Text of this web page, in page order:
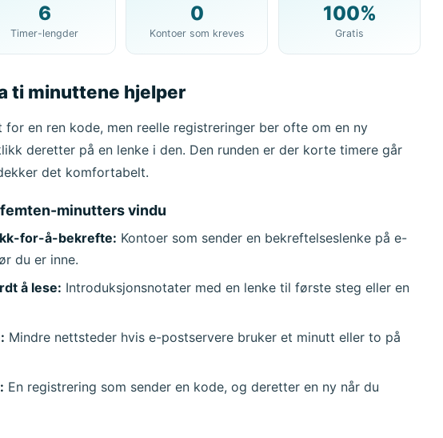
10 minutters e-postadresse:
Kopier QR
Oppdater
Neste oppdatering om15sekunder
6
Timer-lengder
0
Kontoer som kreves
100%
Gratis
ti minuttene hjelper
en ren kode, men reelle registreringer ber ofte om en ny
deretter på en lenke i den. Den runden er der korte timere går
det komfortabelt.
minutters vindu
for-å-bekrefte: Kontoer som sender en bekreftelseslenke på e-
du er inne.
å lese: Introduksjonsnotater med en lenke til første steg eller en
Mindre nettsteder hvis e-postservere bruker et minutt eller to på
En registrering som sender en kode, og deretter en ny når du